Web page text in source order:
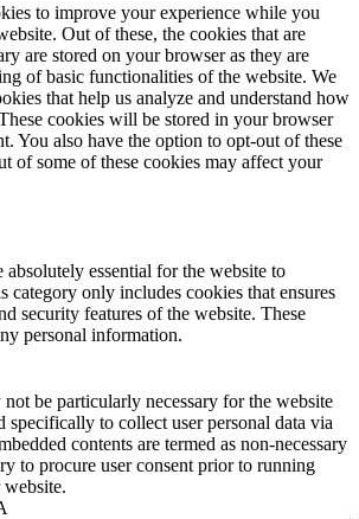
to improve your experience while you
Out of these, the cookies that are
are stored on your browser as they are
of basic functionalities of the website. We
that help us analyze and understand how
cookies will be stored in your browser
You also have the option to opt-out of these
of some of these cookies may affect your
absolutely essential for the website to
category only includes cookies that ensures
security features of the website. These
personal information.
be particularly necessary for the website
specifically to collect user personal data via
contents are termed as non-necessary
to procure user consent prior to running